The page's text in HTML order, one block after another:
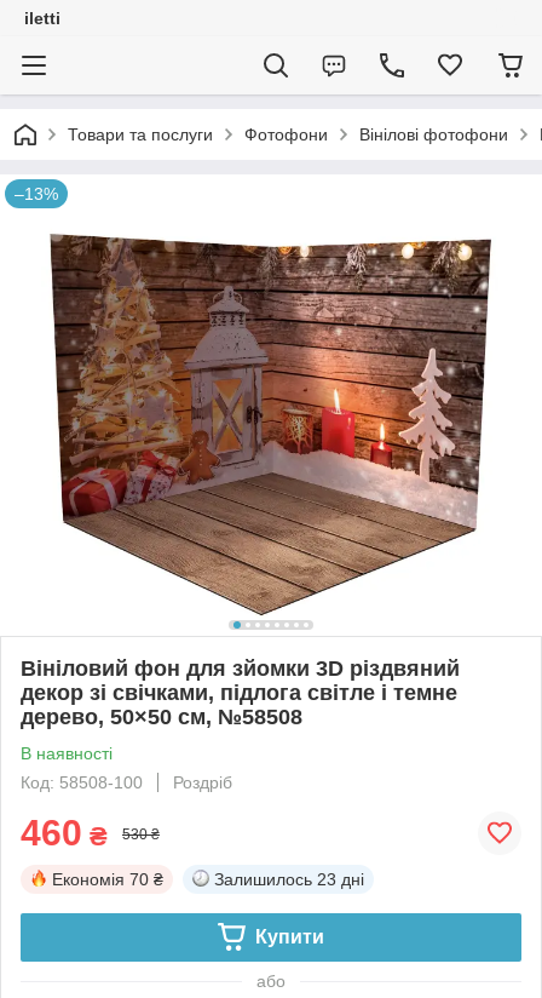
iletti
Товари та послуги Фотофони Вінілові фотофони
–13%
Вініловий фон для зйомки 3D різдвяний
декор зі свічками, підлога світле і темне
дерево, 50×50 см, №58508
В наявності
Код: 58508-100
Роздріб
460 ₴ 530 ₴
Економія 70 ₴ Залишилось 23 дні
Купити
або